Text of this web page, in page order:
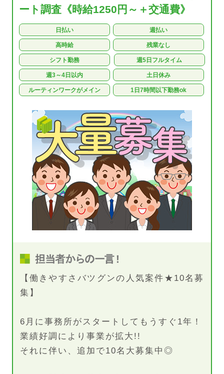
ート調査《時給1250円～＋交通費》
日払い 週払い
高時給 残業なし
シフト勤務 週5日フルタイム
週3～4日以内 土日休み
ルーティンワークがメイン 1日7時間以下勤務ok
【働きやすさバツグンの人気案件★10名募
集】
6月に事務所がスタートしてもうすぐ1年！
業績好調により事業が拡大!!
それに伴い、追加で10名大募集中◎